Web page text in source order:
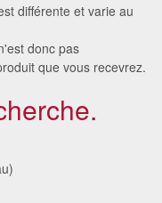
différente et varie au
donc pas
que vous recevrez.